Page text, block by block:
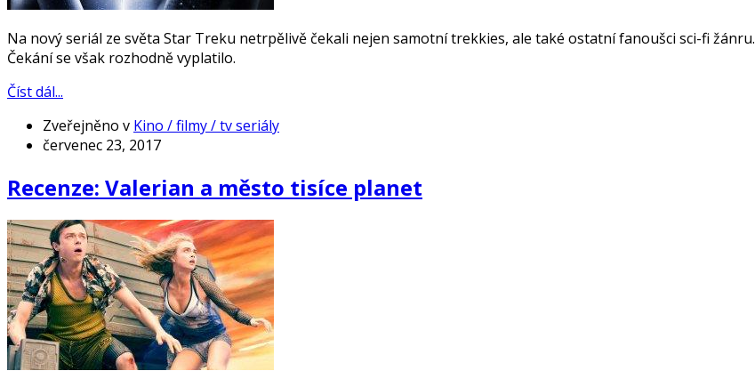
Na nový seriál ze světa Star Treku netrpělivě čekali nejen samotní trekkies, ale také ostatní fanoušci sci-fi žánru.
Čekání se však rozhodně vyplatilo.
Číst dál...
Zveřejněno v Kino / filmy / tv seriály
červenec 23, 2017
Recenze: Valerian a město tisíce planet